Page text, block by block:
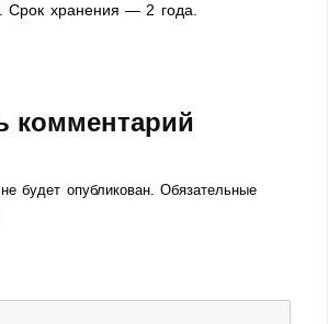
Срок хранения — 2 года.
комментарий
будет опубликован. Обязательные